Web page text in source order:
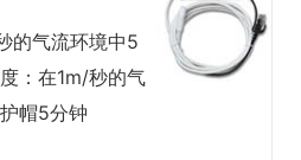
的气流环境中5
：在1m/秒的气
帽5分钟